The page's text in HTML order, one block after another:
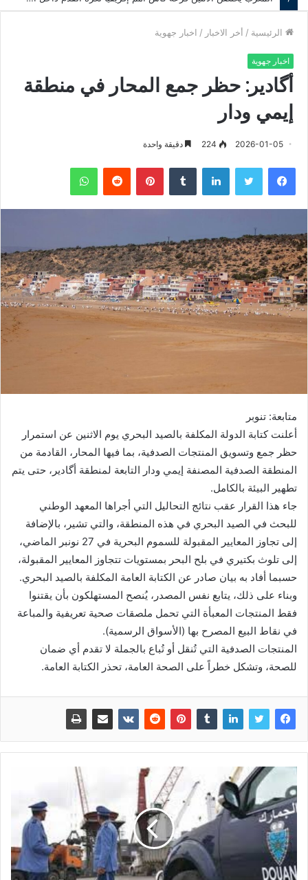
الرئيسية / أخر الاخبار / اخبار جهوية
اخبار جهوية
أگادير: حظر جمع المحار في منطقة
إيمي ودار
2026-01-05
224 دقيقة واحدة
فيسبوك لينكدإن بينتيريست
متابعة: تنوبر
أعلنت كتابة الدولة المكلفة بالصيد البحري يوم الاثنين عن استمرار
حظر جمع وتسويق المنتجات الصدفية، بما فيها المحار، القادمة من
المنطقة الصدفية المصنفة إيمي ودار التابعة لمنطقة أگادير، حتى يتم
تطهير البيئة بالكامل.
جاء هذا القرار عقب نتائج التحاليل التي أجراها المعهد الوطني
للبحث في الصيد البحري في هذه المنطقة، والتي تشير، بالإضافة
إلى تجاوز المعايير المقبولة للسموم البحرية في 27 نونبر الماضي،
إلى تلوث بكتيري في بلح البحر بمستويات تتجاوز المعايير المقبولة،
حسبما أفاد به بيان صادر عن الكتابة العامة المكلفة بالصيد البحري.
وبناء على ذلك، يتابع نفس المصدر، يُنصح المستهلكون بأن يقتنوا
فقط المنتجات المعبأة التي تحمل ملصقات صحية تعريفية والمباعة
في نقاط البيع المصرح بها (الأسواق الرسمية).
المنتجات الصدفية التي تُنقل أو تُباع بالجملة لا تقدم أي ضمان
للصحة، وتشكل خطراً على الصحة العامة، تحذر الكتابة العامة.